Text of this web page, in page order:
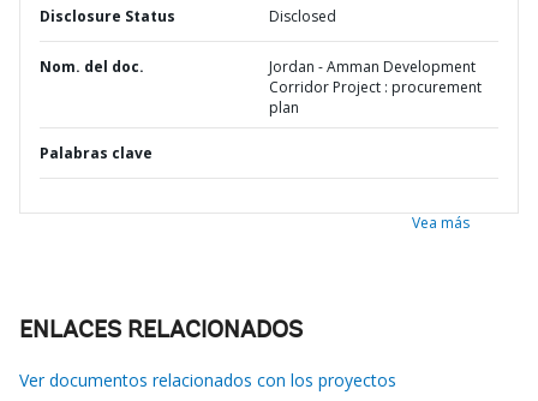
Disclosure Status Disclosed
Nom. del doc.
Jordan - Amman Development
Corridor Project : procurement
plan
Palabras clave
Vea más
ENLACES RELACIONADOS
Ver documentos relacionados con los proyectos